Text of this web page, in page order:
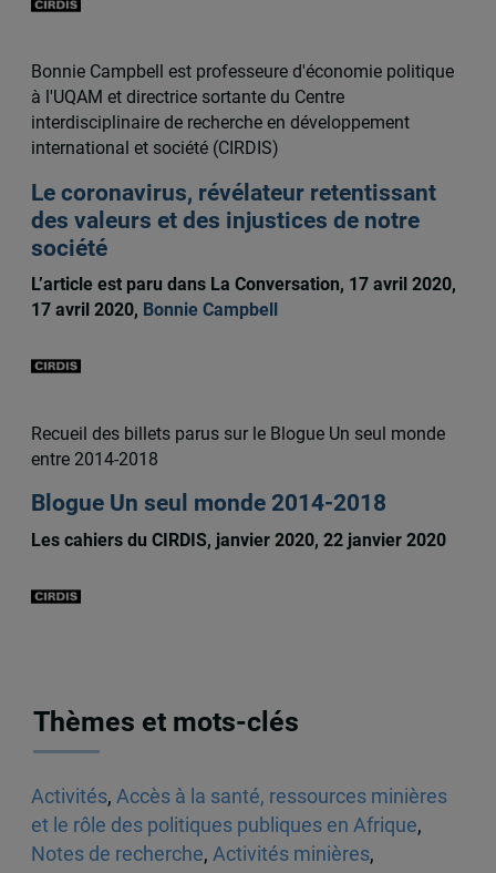
Bonnie Campbell est professeure d'économie politique
à l'UQAM et directrice sortante du Centre
interdisciplinaire de recherche en développement
international et société (CIRDIS)
Le coronavirus, révélateur retentissant
des valeurs et des injustices de notre
société
L’article est paru dans La Conversation, 17 avril 2020,
17 avril 2020, Bonnie Campbell
Recueil des billets parus sur le Blogue Un seul monde
entre 2014-2018
Blogue Un seul monde 2014-2018
Les cahiers du CIRDIS, janvier 2020, 22 janvier 2020
Thèmes et mots-clés
Activités, Accès à la santé, ressources minières
et le rôle des politiques publiques en Afrique,
Notes de recherche, Activités minières,